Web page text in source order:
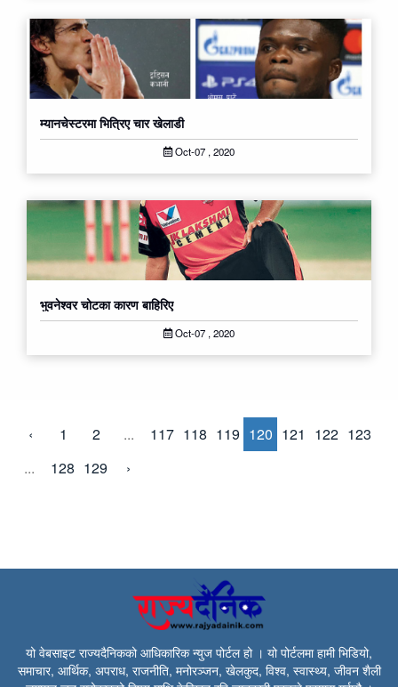
म्यानचेस्टरमा भित्रिए चार खेलाडी
Oct-07 , 2020
भुवनेश्‍वर चोटका कारण बाहिरिए
Oct-07 , 2020
‹ 1 2 ... 117 118 119 120 121 122 123
...
128 129 ›
यो वेबसाइट राज्यदैनिकको आधिकारिक न्युज पोर्टल हो । यो पोर्टलमा हामी भिडियो,
समाचार, आर्थिक, अपराध, राजनीति, मनोरञ्जन, खेलकुद, विश्व, स्वास्थ्य, जीवन शैली